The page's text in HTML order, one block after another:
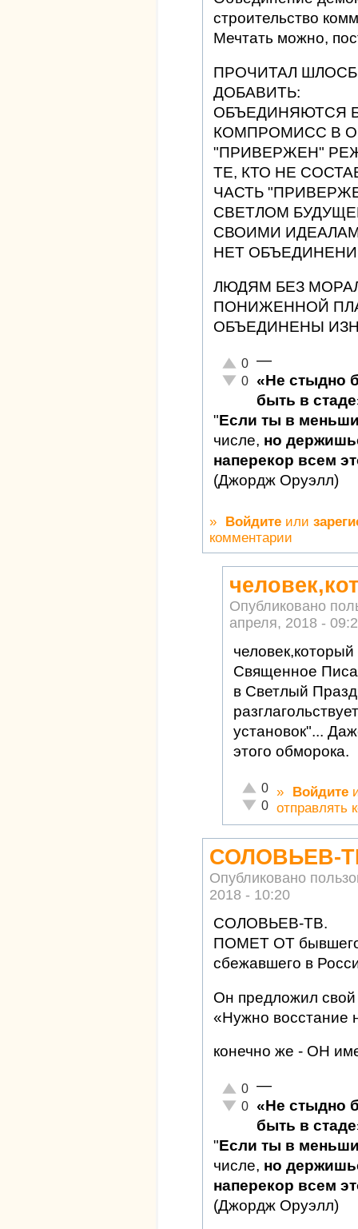
строительство
Мечтать можно,
ПРОЧИТАЛ
ДОБАВИТЬ:
ОБЪЕДИНЯЮТСЯ
КОМПРОМИСС В
"ПРИВЕРЖЕН"
ТЕ, КТО НЕ
ЧАСТЬ
СВЕТЛОМ
СВОИМИ
НЕТ
ЛЮДЯМ БЕЗ
ПОНИЖЕННОЙ
ОБЪЕДИНЕНЫ
Отлично!
0
Неадекватно!
0
—
«Не стыдно
быть в
"Если ты в
числе, но
наперекор всем
(Джордж Оруэлл)
» Войдите или
комментарии
Опубликовано
апреля, 2018 -
Священное
в Светлый
установок"...
этого обморока.
Отлично!
0
Неадекватно!
0
» Войдите
отправлять
СОЛОВЬЕВ-
Опубликовано
2018 - 10:20
СОЛОВЬЕВ-ТВ.
ПОМЕТ ОТ бывшего
сбежавшего в
Он предложил свой
«Нужно восстание
конечно же - ОН
Отлично!
0
Неадекватно!
0
—
«Не стыдно
быть в
"Если ты в
числе, но
наперекор всем
(Джордж Оруэлл)